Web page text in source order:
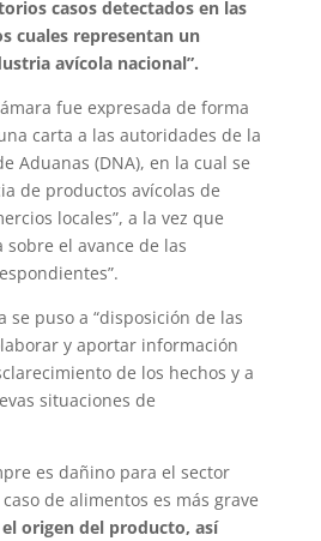
casos detectados en las
cuales representan un
avícola nacional”.
fue expresada de forma
carta a las autoridades de la
Aduanas (DNA), en la cual se
de productos avícolas de
locales”, a la vez que
el avance de las
se puso a “disposición de las
y aportar información
de los hechos y a
situaciones de
es dañino para el sector
de alimentos es más grave
el origen del producto, así